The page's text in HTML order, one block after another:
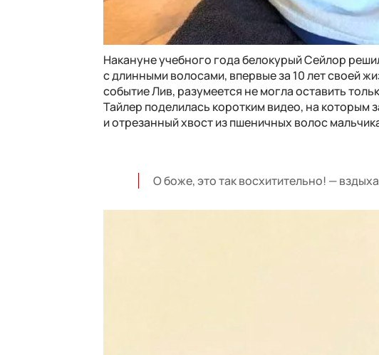
Накануне учебного года белокурый Сейлор
с длинными волосами, впервые за 10 лет своей
событие Лив, разумеется не могла оставить
Тайлер поделилась коротким видео, на
и отрезанный хвост из пшеничных волос
О боже, это так восхитительно! —